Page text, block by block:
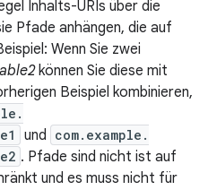
Inhalts-URIs über die
Pfade anhängen, die auf
Wenn Sie zwei
können Sie diese mit
Beispiel kombinieren,
und com.example.
. Pfade sind nicht ist auf
und es muss nicht für